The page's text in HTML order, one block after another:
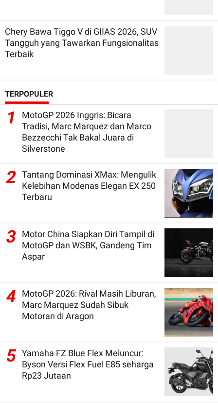
Chery Bawa Tiggo V di GIIAS 2026, SUV
Tangguh yang Tawarkan Fungsionalitas
Terbaik
TERPOPULER
1
MotoGP 2026 Inggris: Bicara
Tradisi, Marc Marquez dan Marco
Bezzecchi Tak Bakal Juara di
Silverstone
2 Tantang Dominasi XMax: Mengulik
Kelebihan Modenas Elegan EX 250
Terbaru
3
Motor China Siapkan Diri Tampil di
MotoGP dan WSBK, Gandeng Tim
Aspar
4
MotoGP 2026: Rival Masih Liburan,
Marc Marquez Sudah Sibuk
Motoran di Aragon
5 Yamaha FZ Blue Flex Meluncur:
Byson Versi Flex Fuel E85 seharga
Rp23 Jutaan